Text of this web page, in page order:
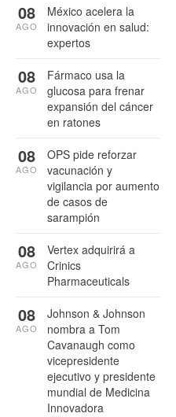
México acelera la
innovación en salud:
expertos
08
AGO
Fármaco usa la
glucosa para frenar
expansión del cáncer
en ratones
08
AGO
OPS pide reforzar
vacunación y
vigilancia por aumento
de casos de
sarampión
08
AGO
Vertex adquirirá a
Crinics
Pharmaceuticals
08
AGO
Johnson & Johnson
nombra a Tom
Cavanaugh como
vicepresidente
ejecutivo y presidente
mundial de Medicina
Innovadora
08
AGO